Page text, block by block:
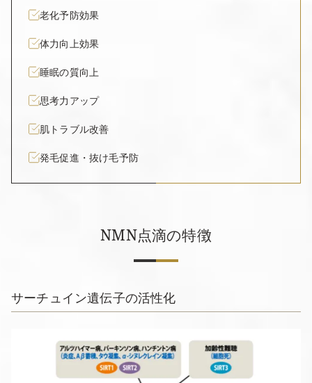
老化予防効果
体力向上効果
睡眠の質向上
思考力アップ
肌トラブル改善
発毛促進・抜け毛予防
NMN点滴の特徴
サーチュイン遺伝子の活性化